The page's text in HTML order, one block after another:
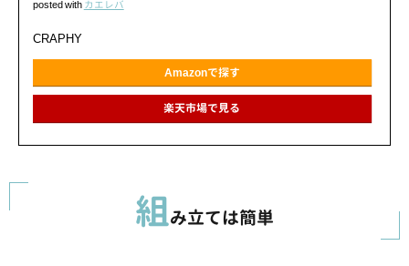
posted with カエレバ
CRAPHY
Amazonで探す
楽天市場で見る
組み立ては簡単